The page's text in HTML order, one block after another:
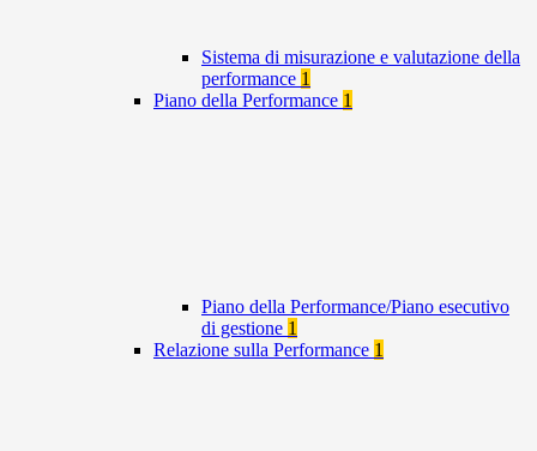
Sistema di misurazione e valutazione della
performance 1
Piano della Performance 1
Piano della Performance/Piano esecutivo
di gestione 1
Relazione sulla Performance 1